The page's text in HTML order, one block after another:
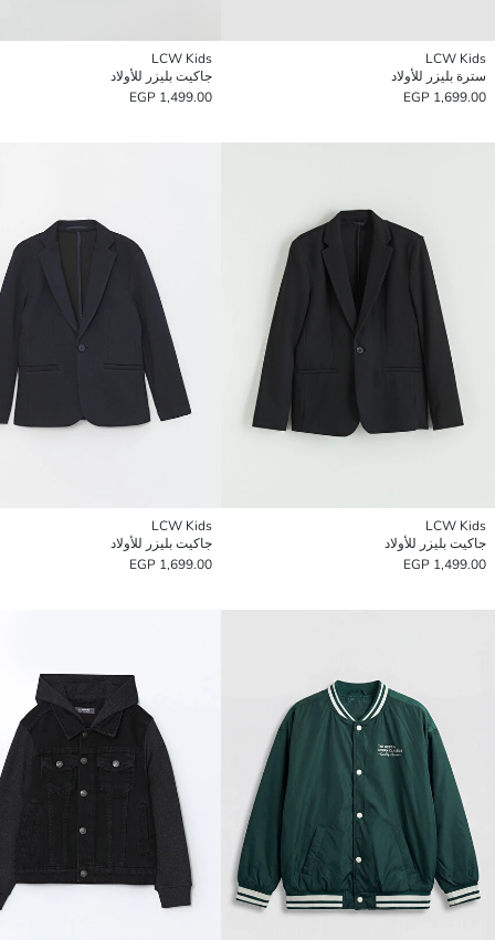
LCW Kids
سترة بليزر للأولاد
1,699.00 EGP
LCW Kids
جاكيت بليزر للأولاد
1,499.00 EGP
LCW Kids
جاكيت بليزر للأولاد
1,499.00 EGP
LCW Kids
جاكيت بليزر للأولاد
1,699.00 EGP